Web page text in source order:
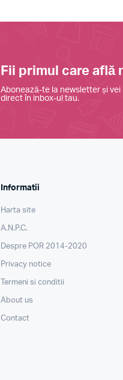
Fii primul care află
Abonează-te la newsletter și
direct în inbox-ul tau.
Informatii
Harta site
A.N.P.C.
Despre POR 2014-2020
Privacy notice
Termeni si conditii
About us
Contact